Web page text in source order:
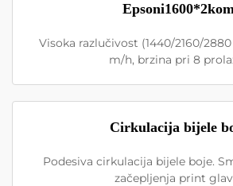
Visoka razlučivost (1440/2160/
m/h, brzina pri 8
Cirkulacija bijele
Podesiva cirkulacija bijele boje.
začepljenja print